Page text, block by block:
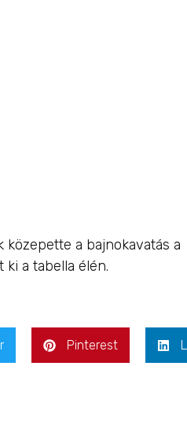
közepette a bajnokavatás a
a tabella élén.
Pinterest